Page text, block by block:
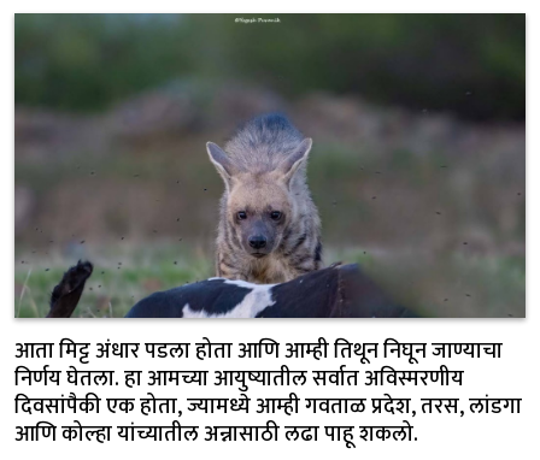
आता मिट्ट अंधार पडला होता आणि आम्ही तिथून निघून जाण्याचा
निर्णय घेतला. हा आमच्या आयुष्यातील सर्वात अविस्मरणीय
दिवसांपैकी एक होता, ज्यामध्ये आम्ही गवताळ प्रदेश, तरस, लांडगा
आणि कोल्हा यांच्यातील अन्नासाठी लढा पाहू शकलो.